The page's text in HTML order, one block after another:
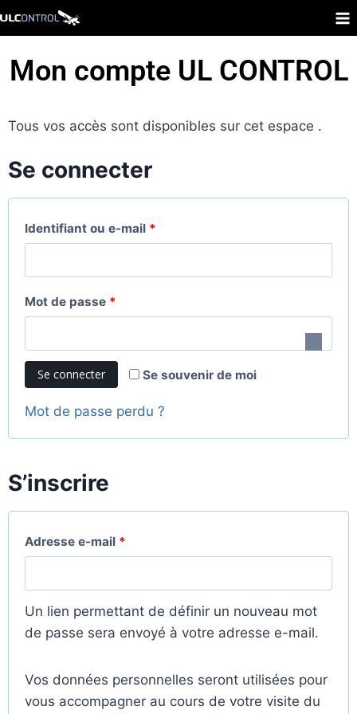
Mon compte UL CONTROL
Tous vos accès sont disponibles sur cet espace .
Se connecter
Identifiant ou e-mail *
Mot de passe *
Se souvenir de moi
Se connecter
Mot de passe perdu ?
S’inscrire
Adresse e-mail *
Un lien permettant de définir un nouveau mot
de passe sera envoyé à votre adresse e-mail.
Vos données personnelles seront utilisées pour
vous accompagner au cours de votre visite du